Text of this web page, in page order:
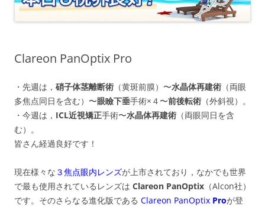
Clareon PanOptix Pro
・先週は， 硝子体茎離断術 （黄斑前膜）〜水晶体再建術 （両眼
多焦点同日を含む）〜眼瞼下垂手術×４〜前後転術 （外斜視）。
・今週は， ICL近視矯正手術〜水晶体再建術 （両眼同日を含
む）。
皆さん経過良好です！
現在様々な ３焦点眼内レンズが上市されており，なかでも世界
で最も使用されているレンズは Clareon PanOptix （Alcon社）
です。そのさらなる進化版である Clareon PanOptix Proが登